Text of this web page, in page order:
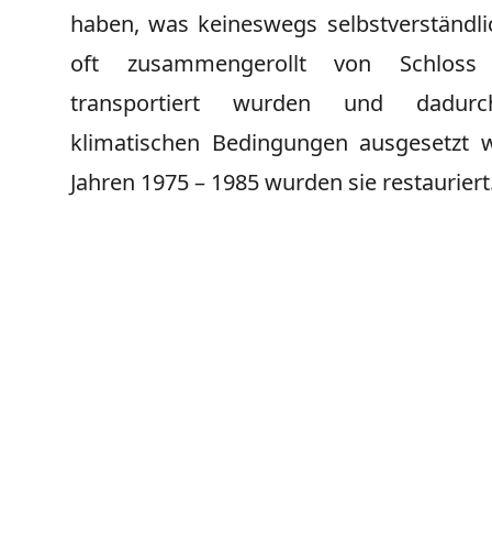
haben, was keineswegs
oft zusammengerollt von
transportiert wurden und
klimatischen Bedingungen ausgesetzt
Jahren 1975 – 1985 wurden sie